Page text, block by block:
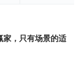
家，只有场景的适